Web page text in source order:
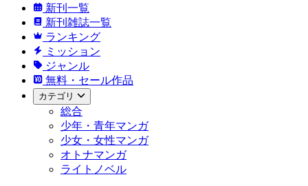
新刊一覧
新刊雑誌一覧
ランキング
ミッション
ジャンル
無料・セール作品
カテゴリ
総合
少年・青年マンガ
少女・女性マンガ
オトナマンガ
ライトノベル